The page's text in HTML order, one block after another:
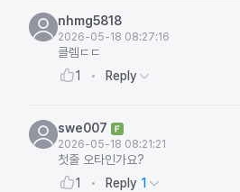
nhmg5818
2026-05-18 08:27:16
클렘ㄷㄷ
1
Reply
swe007
2026-05-18 08:21:21
첫줄 오타인가요?
1
Reply 1